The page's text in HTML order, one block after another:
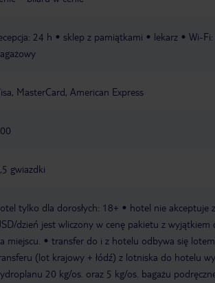
24 h sklep z pamiątkami lekarz Wi-
MasterCard, American Express
gwiazdki
tylko dla dorosłych: 18+ hotel nie akceptuje
dzień jest wliczony w cenę pakietu z
miejscu.
transfer do i z hotelu odbywa się
(lot krajowy + łódź) z lotniska do hotelu
20 kg/os. oraz 5 kg/os. bagażu